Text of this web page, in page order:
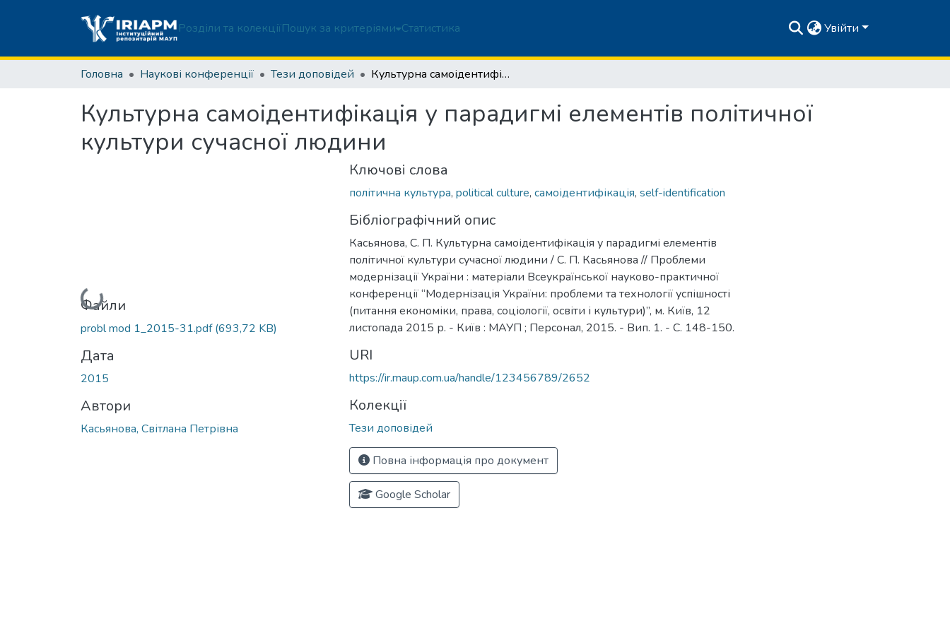
Розділи та колекціїПошук за критеріями Статистика Увійти
Головна Наукові конференції Тези доповідей Культурна самоідентифікація у парадигмі елементів політичної культури сучасної людини
Культурна самоідентифікація у парадигмі елементів політичної
культури сучасної людини
Вантажиться...
Файли
probl mod 1_2015-31.pdf(693,72 KB)
Дата
2015
Автори
Касьянова, Світлана Петрівна
Ключові слова
політична культура, political culture, самоідентифікація, self-identification
Бібліографічний опис
Касьянова, С. П. Культурна самоідентифікація у парадигмі елементів
політичної культури сучасної людини / С. П. Касьянова // Проблеми
модернізації України : матеріали Всеукраїнської науково-практичної
конференції “Модернізація України: проблеми та технології успішності
(питання економіки, права, соціології, освіти і культури)”, м. Київ, 12
листопада 2015 р. - Київ : МАУП ; Персонал, 2015. - Вип. 1. - С. 148-150.
URI
https://ir.maup.com.ua/handle/123456789/2652
Колекції
Тези доповідей
Повна інформація про документ
Google Scholar